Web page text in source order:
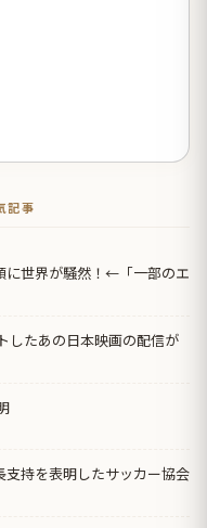
記事
に世界が騒然！←「一部のエ
したあの日本映画の配信が
支持を表明したサッカー協会